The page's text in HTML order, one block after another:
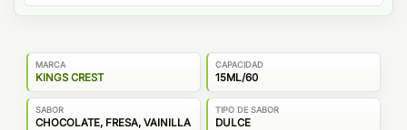
MARCA
KINGS CREST
CAPACIDAD
15ML/60
SABOR
CHOCOLATE, FRESA, VAINILLA
TIPO DE SABOR
DULCE